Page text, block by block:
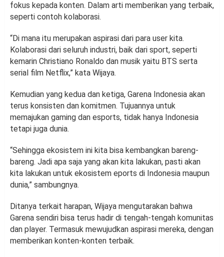
fokus kepada konten. Dalam arti memberikan yang terbaik,
seperti contoh kolaborasi.
“Di mana itu merupakan aspirasi dari para user kita.
Kolaborasi dari seluruh industri, baik dari sport, seperti
kemarin Christiano Ronaldo dan musik yaitu BTS serta
serial film Netflix,” kata Wijaya.
Kemudian yang kedua dan ketiga, Garena Indonesia akan
terus konsisten dan komitmen. Tujuannya untuk
memajukan gaming dan esports, tidak hanya Indonesia
tetapi juga dunia.
“Sehingga ekosistem ini kita bisa kembangkan bareng-
bareng. Jadi apa saja yang akan kita lakukan, pasti akan
kita lakukan untuk ekosistem eports di Indonesia maupun
dunia,” sambungnya.
Ditanya terkait harapan, Wijaya mengutarakan bahwa
Garena sendiri bisa terus hadir di tengah-tengah komunitas
dan player. Termasuk mewujudkan aspirasi mereka, dengan
memberikan konten-konten terbaik.